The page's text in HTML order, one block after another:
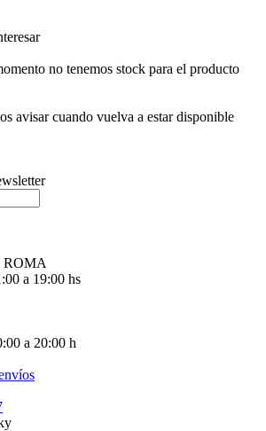
no tenemos stock para el producto
avisar cuando vuelva a estar disponible
ROMA
a 19:00 hs
a 20:00 h